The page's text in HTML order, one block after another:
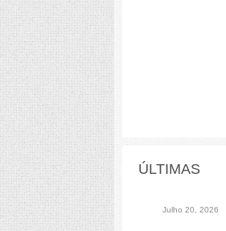
ÚLTIMAS
Julho 20, 2026